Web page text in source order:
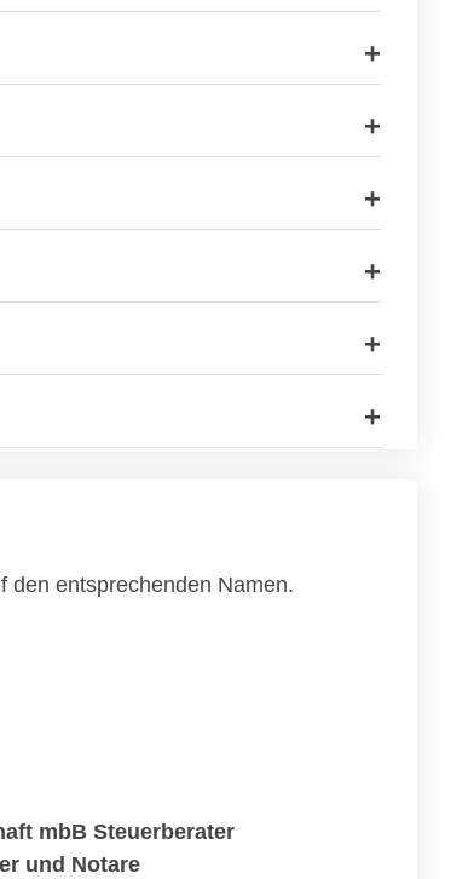
den entsprechenden Namen.
mbB Steuerberater
und Notare